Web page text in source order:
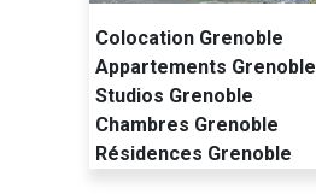
Colocation Grenoble
Appartements Grenoble
Studios Grenoble
Chambres Grenoble
Résidences Grenoble